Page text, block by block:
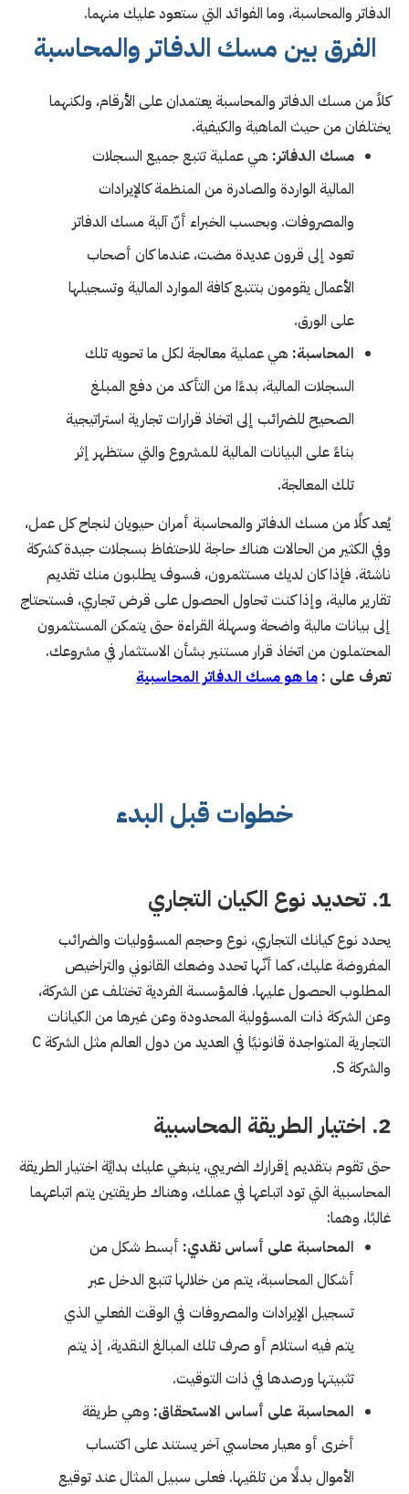
الدفاتر والمحاسبة، وما الفوائد التي ستعود عليك منهما.
الفرق بين مسك الدفاتر والمحاسبة
كلاً من مسك الدفاتر والمحاسبة يعتمدان على الأرقام، ولكنهما
يختلفان من حيث الماهية والكيفية.
مسك الدفاتر: هي عملية تتبع جميع السجلات
المالية الواردة والصادرة من المنظمة كالإيرادات
والمصروفات. وبحسب الخبراء أنّ آلية مسك الدفاتر
تعود إلى قرون عديدة مضت، عندما كان أصحاب
الأعمال يقومون بتتبع كافة الموارد المالية وتسجيلها
على الورق.
المحاسبة: هي عملية معالجة لكل ما تحويه تلك
السجلات المالية، بدءًا من التأكد من دفع المبلغ
الصحيح للضرائب إلى اتخاذ قرارات تجارية استراتيجية
بناءً على البيانات المالية للمشروع والتي ستظهر إثر
تلك المعالجة.
يُعد كلًا من مسك الدفاتر والمحاسبة أمران حيويان لنجاح كل عمل،
وفي الكثير من الحالات هناك حاجة للاحتفاظ بسجلات جيدة كشركة
ناشئة. فإذا كان لديك مستثمرون، فسوف يطلبون منك تقديم
تقارير مالية، وإذا كنت تحاول الحصول على قرض تجاري، فستحتاج
إلى بيانات مالية واضحة وسهلة القراءة حتى يتمكن المستثمرون
المحتملون من اتخاذ قرار مستنير بشأن الاستثمار في مشروعك.
تعرف على : ما هو مسك الدفاتر المحاسبية
خطوات قبل البدء
1. تحديد نوع الكيان التجاري
يحدد نوع كيانك التجاري، نوع وحجم المسؤوليات والضرائب
المفروضة عليك، كما أنّها تحدد وضعك القانوني والتراخيص
المطلوب الحصول عليها. فالمؤسسة الفردية تختلف عن الشركة،
وعن الشركة ذات المسؤولية المحدودة وعن غيرها من الكيانات
التجارية المتواجدة قانونيًا في العديد من دول العالم مثل الشركة C
والشركة S.
2. اختيار الطريقة المحاسبية
حتى تقوم بتقديم إقرارك الضريبي، ينبغي عليك بدايًة اختيار الطريقة
المحاسبية التي تود اتباعها في عملك، وهناك طريقتين يتم اتباعهما
غالبًا، وهما:
المحاسبة على أساس نقدي: أبسط شكل من
أشكال المحاسبة، يتم من خلالها تتبع الدخل عبر
تسجيل الإيرادات والمصروفات في الوقت الفعلي الذي
يتم فيه استلام أو صرف تلك المبالغ النقدية، إذ يتم
تثبيتها ورصدها في ذات التوقيت.
المحاسبة على أساس الاستحقاق: وهي طريقة
أخرى أو معيار محاسبي آخر يستند على اكتساب
الأموال بدلًا من تلقيها. فعلى سبيل المثال عند توقيع